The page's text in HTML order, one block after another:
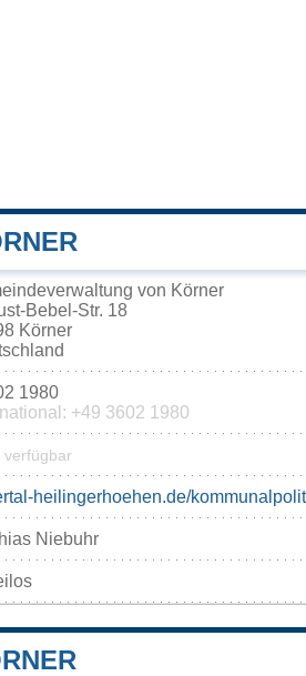
von Körner
Bebel-Str. 18
Körner
1980
+49 3602 1980
verfügbar
heilingerhoehen.de/
Niebuhr